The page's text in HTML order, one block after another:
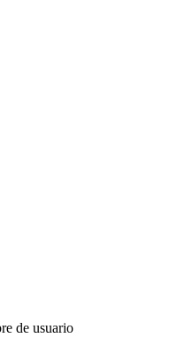
de usuario